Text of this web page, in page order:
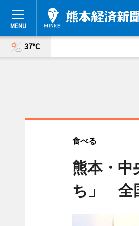
37°C
食べる
熊本・中
ち」 全